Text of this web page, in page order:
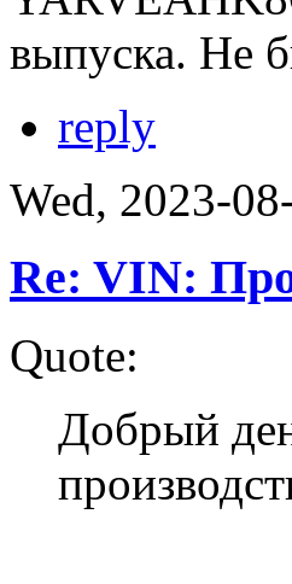
выпуска. Не
reply
Wed, 2023-
Re: VIN:
Quote:
Добрый